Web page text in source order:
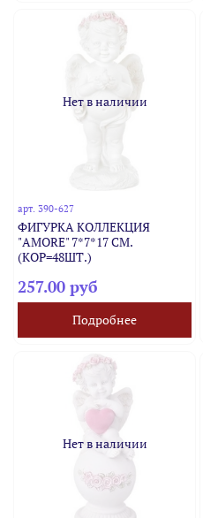
Нет в наличии
арт.390-627
ФИГУРКА КОЛЛЕКЦИЯ
"AMORE" 7*7*17 СМ.
(КОР=48ШТ.)
257.00 руб
Подробнее
Нет в наличии